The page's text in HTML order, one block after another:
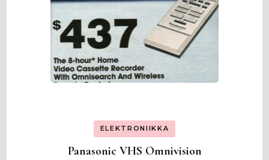
ELEKTRONIIKKA
Panasonic VHS Omnivision